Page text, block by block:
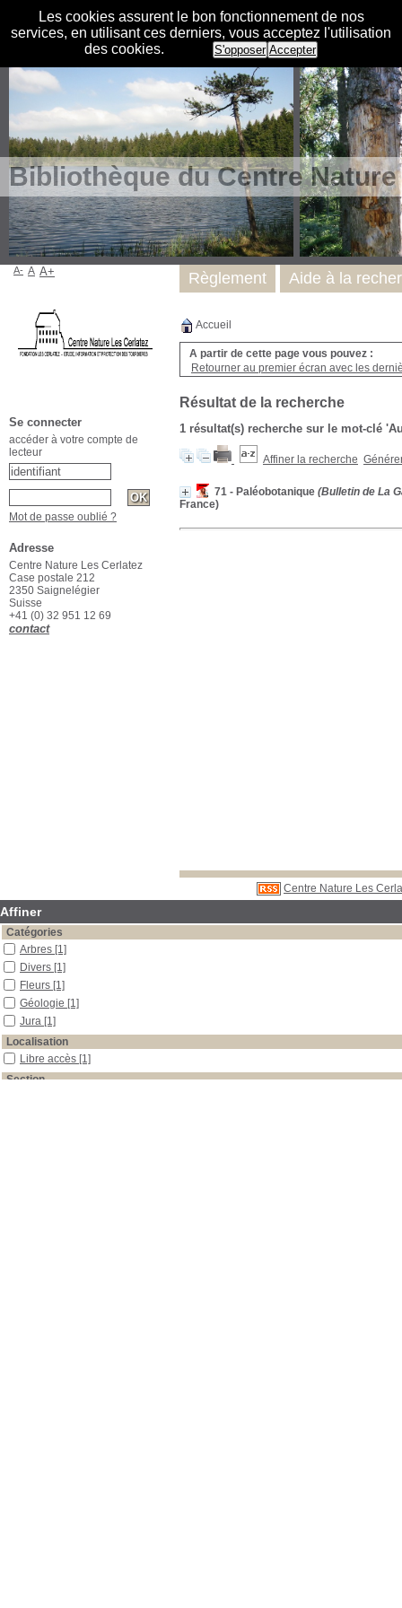
Les cookies assurent le bon fonctionnement de nos
services, en utilisant ces derniers, vous acceptez l'utilisation
des cookies.
S'opposer Accepter
Bibliothèque du Centre
Accueil
A partir de cette page vous pouvez :
Retourner au premier écran avec les
Résultat de la recherche
1 résultat(s) recherche sur le mot-clé
Affiner la recherche
71 - Paléobotanique (Bulletin de La
France)
Centre Nature Les
Règlement Aide à la
A- A A+
Se connecter
accéder à votre compte de
lecteur
Mot de passe oublié ?
Adresse
Centre Nature Les Cerlatez
Case postale 212
2350 Saignelégier
Suisse
+41 (0) 32 951 12 69
contact
Affiner
Catégories
Arbres [1]
Divers [1]
Fleurs [1]
Géologie [1]
Jura [1]
Localisation
Libre accès [1]
Section